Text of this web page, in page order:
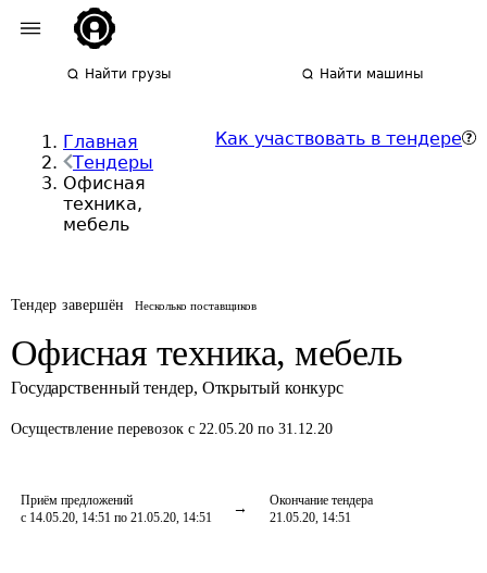
Найти грузы Найти машины
Главная
Тендеры
Офисная
техника,
мебель
Как участвовать в тендере
Тендер завершён Несколько поставщиков
Офисная техника, мебель
Государственный тендер, Открытый конкурс
Осуществление перевозок с 22.05.20 по 31.12.20
Приём предложений
с 14.05.20, 14:51 по 21.05.20, 14:51
Окончание тендера
21.05.20, 14:51